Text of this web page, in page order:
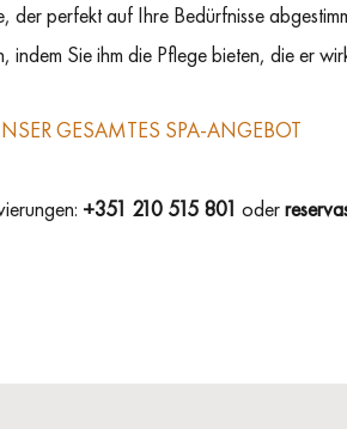
der perfekt auf Ihre Bedürfnisse
Sie ihm die Pflege bieten, die er
GESAMTES SPA-ANGEBOT
+351 210 515 801 oder